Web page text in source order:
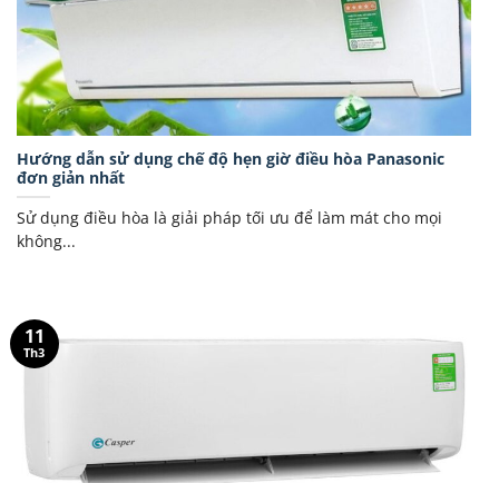
Hướng dẫn sử dụng chế độ hẹn giờ điều hòa Panasonic
đơn giản nhất
Sử dụng điều hòa là giải pháp tối ưu để làm mát cho mọi
không...
11
Th3